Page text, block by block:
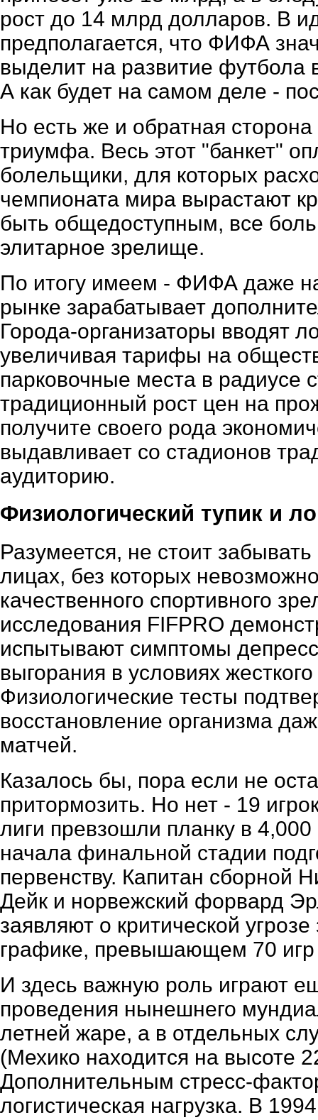
рост до 14 млрд долларов. В
предполагается, что ФИФА
выделит на развитие футбола
А как будет на самом деле -
Но есть же и обратная сторона
триумфа. Весь этот "банкет"
болельщики, для которых
чемпионата мира вырастают
быть общедоступным, все
элитарное зрелище.
По итогу имеем - ФИФА даже
рынке зарабатывает
Города-организаторы вводят
увеличивая тарифы на
парковочные места в радиусе
традиционный рост цен на
получите своего рода
выдавливает со стадионов
аудиторию.
Физиологический тупик и
Разумеется, не стоит
лицах, без которых
качественного спортивного
исследования FIFPRO
испытывают симптомы
выгорания в условиях
Физиологические тесты
восстановление организма
матчей.
Казалось бы, пора если не
притормозить. Но нет - 19
лиги превзошли планку в
начала финальной стадии
первенству. Капитан сборной
Дейк и норвежский форвард
заявляют о критической
графике, превышающем 70 игр
И здесь важную роль играют
проведения нынешнего
летней жаре, а в отдельных
(Мехико находится на высоте
Дополнительным стресс-
логистическая нагрузка. В